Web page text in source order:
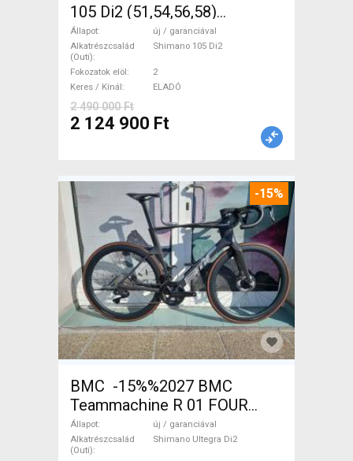
105 Di2 (51,54,56,58)
Országúti Shimano 105 Di2
tárcsafék új / garanciával
ELADÓ
Állapot
új / garanciával
Alkatrészcsalád
(Outi)
Shimano 105 Di2
Fokozatok elöl
2
Keres / Kínál
ELADÓ
2 490 000 Ft
2 124 900 Ft
-15%
BMC -15%%2027 BMC
Teammachine R 01 FOUR
(56,58) Országúti Shimano
Ultegra Di2 tárcsafék új /
Állapot
új / garanciával
Alkatrészcsalád
(Outi)
Shimano Ultegra Di2